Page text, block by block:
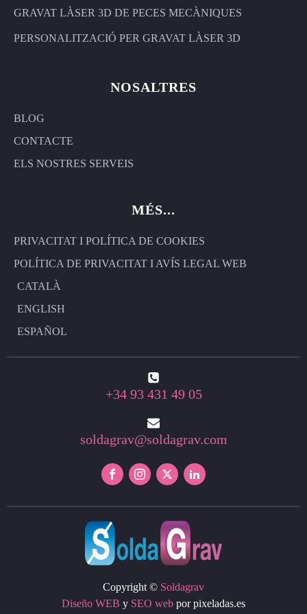
GRAVAT LÀSER 3D DE PECES MECÀNIQUES
PERSONALITZACIÓ PER GRAVAT LÀSER 3D
NOSALTRES
BLOG
CONTACTE
ELS NOSTRES SERVEIS
MÉS...
PRIVACITAT I POLÍTICA DE COOKIES
POLÍTICA DE PRIVACITAT I AVÍS LEGAL WEB
CATALÀ
ENGLISH
ESPAÑOL
+34 93 431 49 05
soldagrav@soldagrav.com
Copyright © Soldagrav
Diseño WEB y SEO web por pixeladas.es